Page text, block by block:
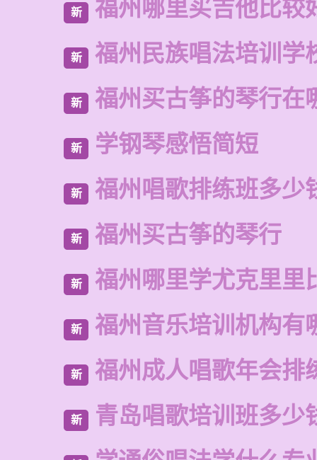
新 福州哪里买吉他比较
新 福州民族唱法培训学
新 福州买古筝的琴行在
新 学钢琴感悟简短
新 福州唱歌排练班多少
新 福州买古筝的琴行
新 福州哪里学尤克里里
新 福州音乐培训机构有
新 福州成人唱歌年会排
新 青岛唱歌培训班多少